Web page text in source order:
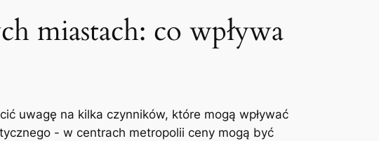
‌miastach: ⁢co wpływa
uwagę na kilka czynników, które mogą wpływać
-⁣ w ‍centrach ‍metropolii ceny mogą być